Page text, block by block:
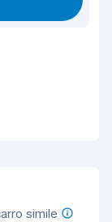
simile